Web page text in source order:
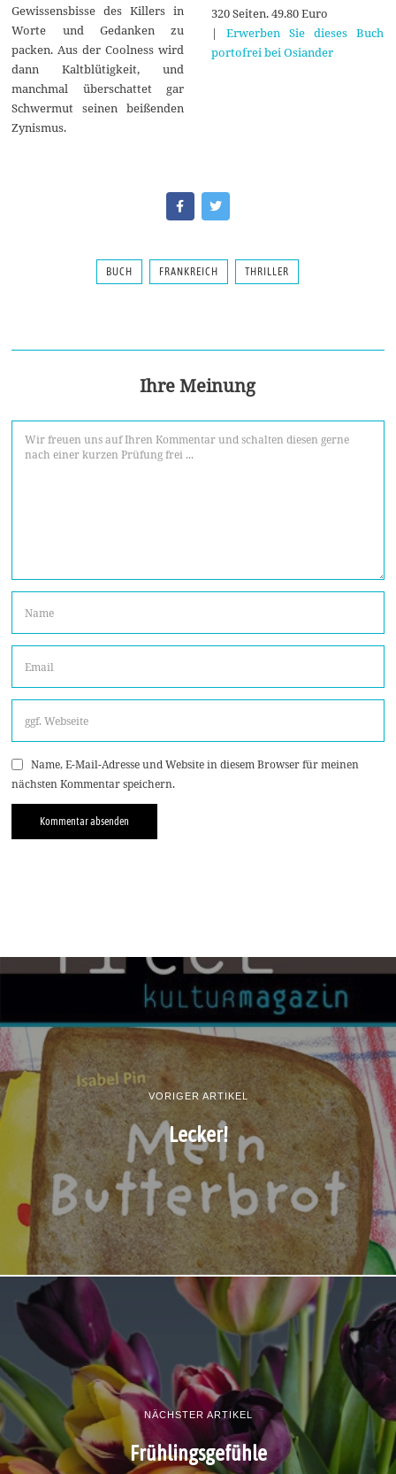
Gewissensbisse des Killers in
Worte und Gedanken zu
packen. Aus der Coolness wird
dann Kaltblütigkeit, und
manchmal überschattet gar
Schwermut seinen beißenden
Zynismus.
320 Seiten. 49.80 Euro
| Erwerben Sie dieses Buch
portofrei bei Osiander
BUCH FRANKREICH THRILLER
Ihre Meinung
Name, E-Mail-Adresse und Website in diesem Browser für meinen
nächsten Kommentar speichern.
VORIGER ARTIKEL
Lecker!
NÄCHSTER ARTIKEL
Frühlingsgefühle